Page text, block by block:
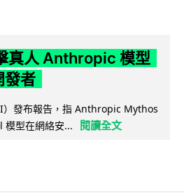
真人 Anthropic 模型
發者
）發布報告，指 Anthropic Mythos
模型在網絡安...
閱讀全文